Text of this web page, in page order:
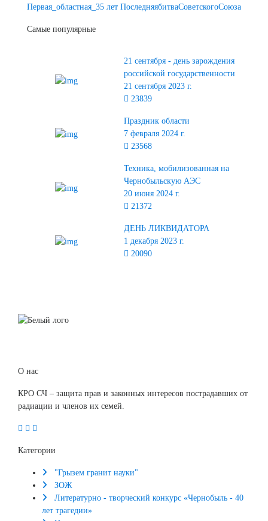
Первая_областная_35 лет ПоследняябитваСоветскогоСоюза
Самые популярные
21 сентября - день зарождения
российской государственности
21 сентября 2023 г.
23839
Праздник области
7 февраля 2024 г.
23568
Техника, мобилизованная на
Чернобыльскую АЭС
20 июня 2024 г.
21372
ДЕНЬ ЛИКВИДАТОРА
1 декабря 2023 г.
20090
О нас
КРО СЧ – защита прав и законных интересов пострадавших от
радиации и членов их семей.
Категории
"Грызем гранит науки"
ЗОЖ
Литературно - творческий конкурс «Чернобыль - 40
лет трагедии»